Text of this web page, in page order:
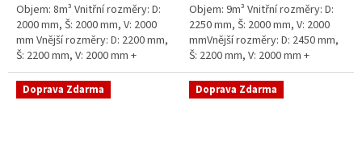
Objem: 8m³ Vnitřní rozměry: D:
2000 mm, Š: 2000 mm, V: 2000
mm Vnější rozměry: D: 2200 mm,
Š: 2200 mm, V: 2000 mm +
komínek ZÁKLADNÍ VARIANTA
NÁDRŽE - VNĚJŠÍ VYSTUŽENÍ. NA
PŘÁNÍ...
Objem: 9m³ Vnitřní rozměry: D:
2250 mm, Š: 2000 mm, V: 2000
mmVnější rozměry: D: 2450 mm,
Š: 2200 mm, V: 2000 mm +
komínek ZÁKLADNÍ VARIANTA
NÁDRŽE - VNĚJŠÍ VYSTUŽENÍ. NA
PŘÁNÍ...
Doprava Zdarma Doprava Zdarma